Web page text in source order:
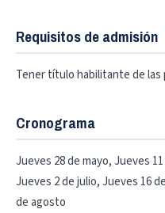
Requisitos de admisión
Tener título habilitante de
Cronograma
Jueves 28 de mayo, Jueves
Jueves 2 de julio, Jueves 16
de agosto